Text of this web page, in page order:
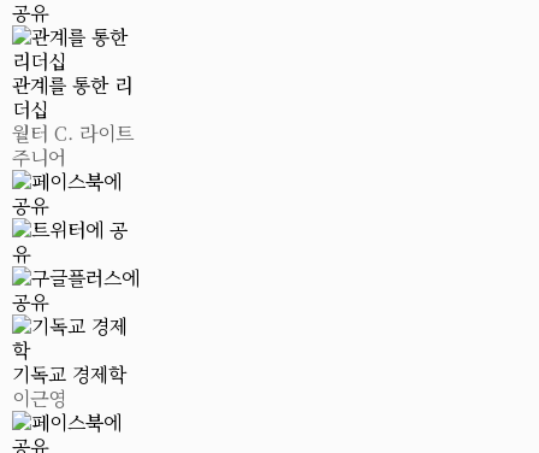
관계를 통한 리
더십
월터 C. 라이트
주니어
기독교 경제학
이근영